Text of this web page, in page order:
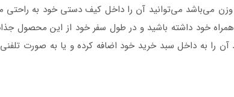
می‌توانید آن را داخل کیف دستی خود به راحتی
همراه خود داشته باشید و در طول سفر خود از این محصول
را به داخل سبد خرید خود اضافه کرده و یا به صورت